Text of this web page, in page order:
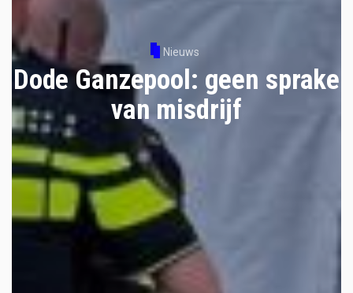
Nieuws
Dode Ganzepool: geen sprake
van misdrijf